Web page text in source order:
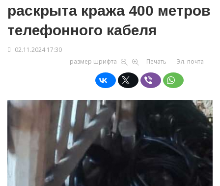
раскрыта кража 400 метров
телефонного кабеля
02.11.2024 17:30
размер шрифта
Печать Эл. почта